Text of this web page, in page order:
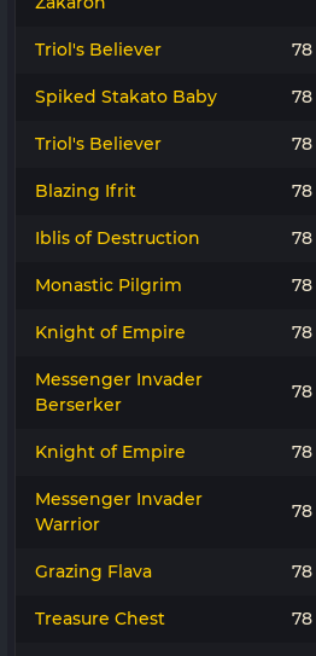
Triol's Believer 78
Spiked Stakato Baby 78
Triol's Believer 78
Blazing Ifrit 78
Iblis of Destruction 78
Monastic Pilgrim 78
Knight of Empire 78
Messenger Invader
Berserker
78
Knight of Empire 78
Messenger Invader
Warrior
78
Grazing Flava 78
Treasure Chest 78